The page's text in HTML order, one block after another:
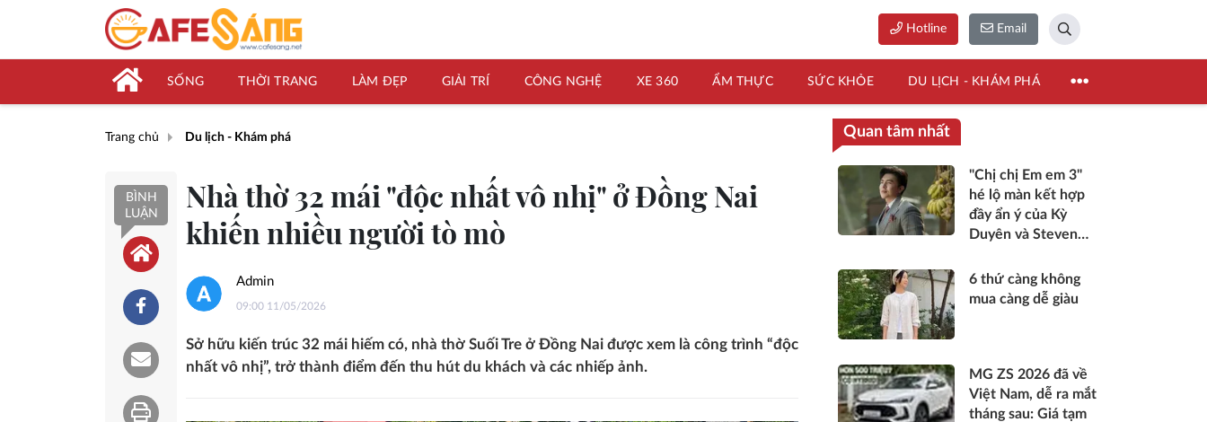
Hotline Email
SỐNG THỜI TRANG LÀM ĐẸP GIẢI TRÍ CÔNG NGHỆ XE 360 ẨM THỰC SỨC KHỎE DU LỊCH - KHÁM PHÁ
Trang chủ Du lịch - Khám phá
BÌNH
LUẬN
Nhà thờ 32 mái "độc nhất vô nhị" ở Đồng Nai
khiến nhiều người tò mò
Admin
09:00 11/05/2026
Sở hữu kiến trúc 32 mái hiếm có, nhà thờ Suối Tre ở Đồng Nai được xem là công trình “độc
nhất vô nhị”, trở thành điểm đến thu hút du khách và các nhiếp ảnh.
Quan tâm nhất
"Chị chị Em em 3"
hé lộ màn kết hợp
đầy ẩn ý của Kỳ
Duyên và Steven
6 thứ càng không
mua càng dễ giàu
MG ZS 2026 đã về
Việt Nam, dễ ra mắt
tháng sau: Giá tạm